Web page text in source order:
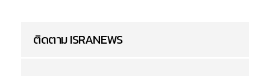
ติดตาม ISRANEWS